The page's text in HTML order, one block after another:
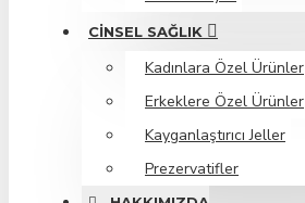
CINSEL SAĞLIK
Kadınlara Özel Ürünler
Erkeklere Özel Ürünler
Kayganlaştırıcı Jeller
Prezervatifler